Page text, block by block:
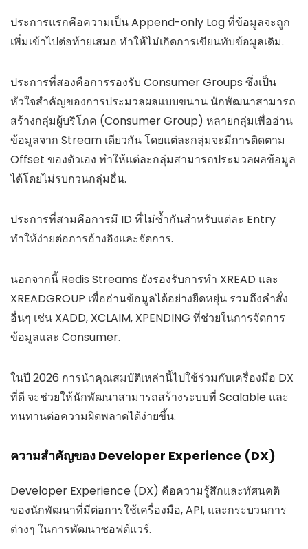
ประการแรกคือความเป็น Append-only Log ที่ข้อมูลจะถูก
เพิ่มเข้าไปต่อท้ายเสมอ ทำให้ไม่เกิดการเขียนทับข้อมูลเดิม.
ประการที่สองคือการรองรับ Consumer Groups ซึ่งเป็น
หัวใจสำคัญของการประมวลผลแบบขนาน นักพัฒนาสามารถ
สร้างกลุ่มผู้บริโภค (Consumer Group) หลายกลุ่มเพื่ออ่าน
ข้อมูลจาก Stream เดียวกัน โดยแต่ละกลุ่มจะมีการติดตาม
Offset ของตัวเอง ทำให้แต่ละกลุ่มสามารถประมวลผลข้อมูล
ได้โดยไม่รบกวนกลุ่มอื่น.
ประการที่สามคือการมี ID ที่ไม่ซ้ำกันสำหรับแต่ละ Entry
ทำให้ง่ายต่อการอ้างอิงและจัดการ.
นอกจากนี้ Redis Streams ยังรองรับการทำ XREAD และ
XREADGROUP เพื่ออ่านข้อมูลได้อย่างยืดหยุ่น รวมถึงคำสั่ง
อื่นๆ เช่น XADD, XCLAIM, XPENDING ที่ช่วยในการจัดการ
ข้อมูลและ Consumer.
ในปี 2026 การนำคุณสมบัติเหล่านี้ไปใช้ร่วมกับเครื่องมือ DX
ที่ดี จะช่วยให้นักพัฒนาสามารถสร้างระบบที่ Scalable และ
ทนทานต่อความผิดพลาดได้ง่ายขึ้น.
ความสำคัญของ Developer Experience (DX)
Developer Experience (DX) คือความรู้สึกและทัศนคติ
ของนักพัฒนาที่มีต่อการใช้เครื่องมือ, API, และกระบวนการ
ต่างๆ ในการพัฒนาซอฟต์แวร์.